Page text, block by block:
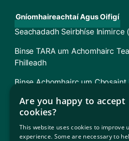
Gníomhaireachtaí Agus Oifigí
Seachadadh Seirbhíse Inimirce
Binse TARA um Achomhairc
Fhilleadh
Binse Achomhairc um Chosaint
Bord um Chúnamh Dlíthiúil
Dlíthiúil do Dhídeanaithe [RLS])
Rialtas na hÉireann (Faisnéis
Are you happy to accept
cookies?
This website uses cookies to improve
experience. Some are necessary to